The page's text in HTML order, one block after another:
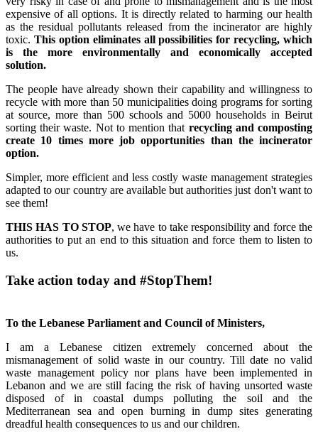
expensive of all options. It is directly related to harming our health
as the residual pollutants released from the incinerator are highly
toxic. This option eliminates all possibilities for recycling, which
is the more environmentally and economically accepted
solution.
The people have already shown their capability and willingness to
recycle with more than 50 municipalities doing programs for sorting
at source, more than 500 schools and 5000 households in Beirut
sorting their waste. Not to mention that recycling and composting
create 10 times more job opportunities than the incinerator
option.
Simpler, more efficient and less costly waste management strategies
adapted to our country are available but authorities just don't want to
see them!
THIS HAS TO STOP, we have to take responsibility and force the
authorities to put an end to this situation and force them to listen to
us.
Take action today and #StopThem!
To the Lebanese Parliament and Council of Ministers,
I am a Lebanese citizen extremely concerned about the
mismanagement of solid waste in our country. Till date no valid
waste management policy nor plans have been implemented in
Lebanon and we are still facing the risk of having unsorted waste
disposed of in coastal dumps polluting the soil and the
Mediterranean sea and open burning in dump sites generating
dreadful health consequences to us and our children.